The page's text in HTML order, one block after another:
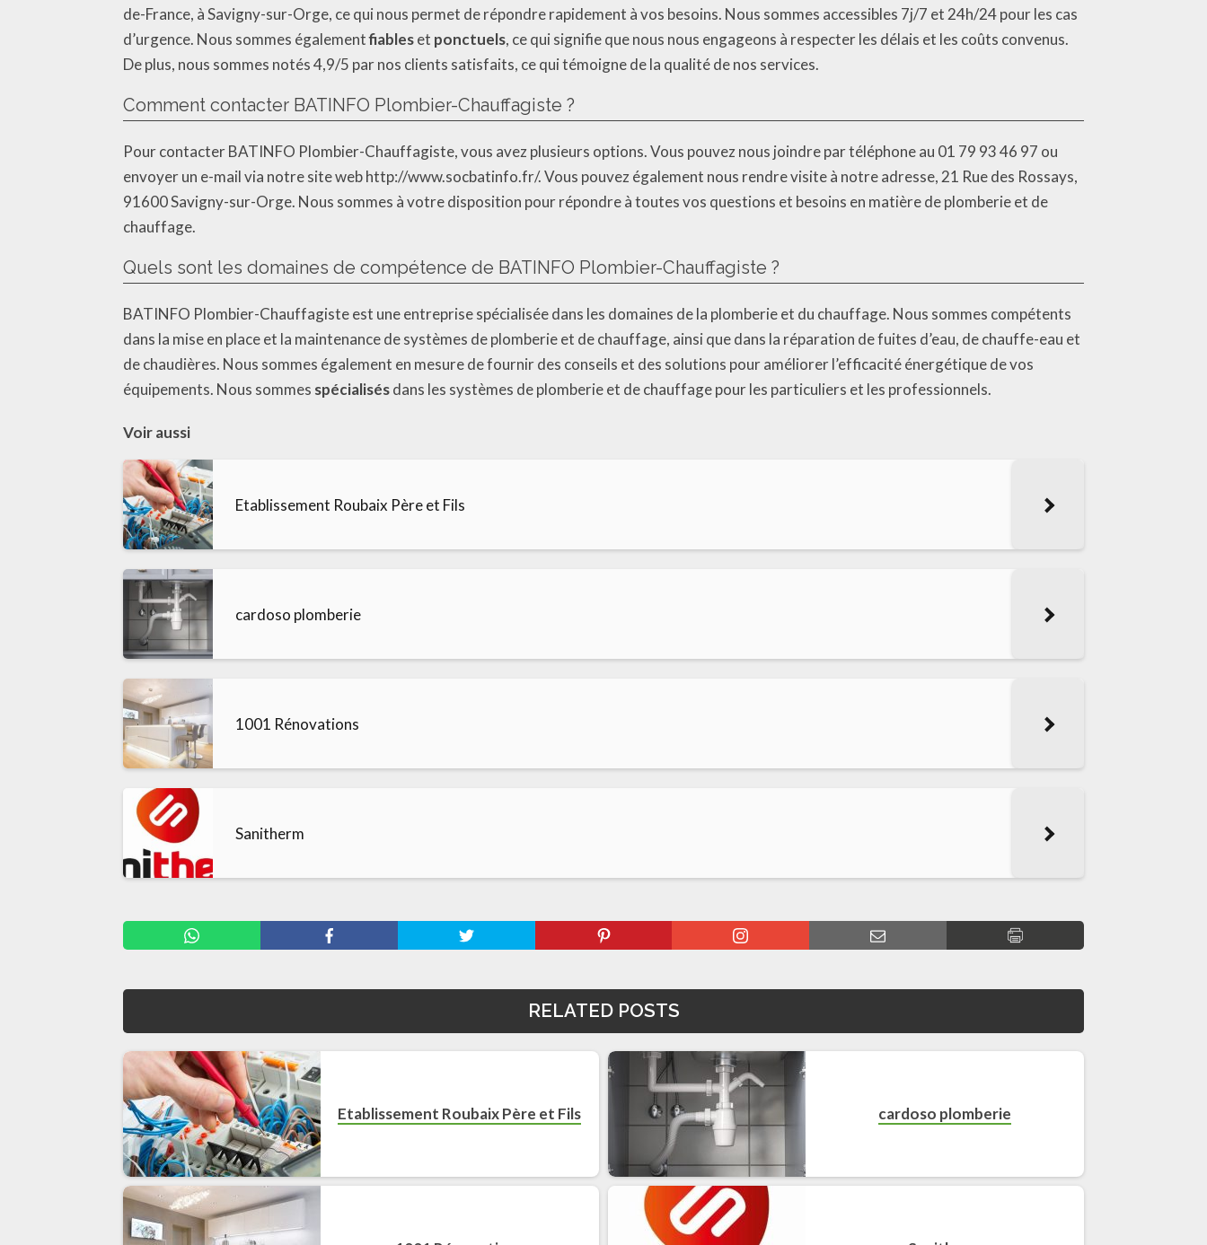
de-France, à Savigny-sur-Orge, ce qui nous permet de répondre rapidement à vos besoins. Nous sommes accessibles 7j/7 et 24h/24 pour les cas
d’urgence. Nous sommes égalementfiableset ponctuels, ce qui signifie que nous nous engageons à respecter les délais et les coûts convenus.
De plus, nous sommes notés 4,9/5 par nos clients satisfaits, ce qui témoigne de la qualité de nos services.
Comment contacter BATINFO Plombier-Chauffagiste ?
Pour contacter BATINFO Plombier-Chauffagiste, vous avez plusieurs options. Vous pouvez nous joindre par téléphone au 01 79 93 46 97 ou
envoyer un e-mail via notre site web http://www.socbatinfo.fr/. Vous pouvez également nous rendre visite à notre adresse, 21 Rue des Rossays,
91600 Savigny-sur-Orge. Nous sommes à votre disposition pour répondre à toutes vos questions et besoins en matière de plomberie et de
chauffage.
Quels sont les domaines de compétence de BATINFO Plombier-Chauffagiste ?
BATINFO Plombier-Chauffagiste est une entreprise spécialisée dans les domaines de la plomberie et du chauffage. Nous sommes compétents
dans la mise en place et la maintenance de systèmes de plomberie et de chauffage, ainsi que dans la réparation de fuites d’eau, de chauffe-eau et
de chaudières. Nous sommes également en mesure de fournir des conseils et des solutions pour améliorer l’efficacité énergétique de vos
équipements. Nous sommes spécialisésdans les systèmes de plomberie et de chauffage pour les particuliers et les professionnels.
Voir aussi
Etablissement Roubaix Père et Fils
cardoso plomberie
1001 Rénovations
Sanitherm
RELATED POSTS
Etablissement Roubaix Père et Fils cardoso plomberie